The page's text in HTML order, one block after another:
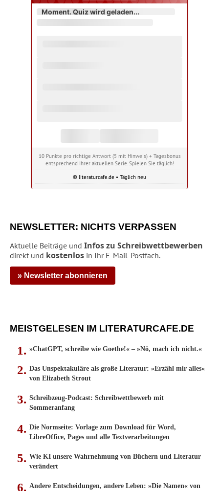
Moment. Quiz wird geladen...
10 Punkte pro richtige Antwort (5 mit Hinweis) + Tagesbonus
entsprechend Ihrer aktuellen Serie. Spielen Sie täglich!
© literaturcafe.de • Täglich neu
NEWSLETTER: NICHTS VERPASSEN
Aktuelle Beiträge und Infos zu Schreibwettbewerben
direkt und kostenlos in Ihr E-Mail-Postfach.
» Newsletter abonnieren
MEISTGELESEN IM LITERATURCAFE.DE
»ChatGPT, schreibe wie Goethe!« – »Nö, mach ich nicht.«
Das Unspektakuläre als große Literatur: »Erzähl mir alles«
von Elizabeth Strout
Schreibzeug-Podcast: Schreibwettbewerb mit
Sommeranfang
Die Normseite: Vorlage zum Download für Word,
LibreOffice, Pages und alle Textverarbeitungen
Wie KI unsere Wahrnehmung von Büchern und Literatur
verändert
Andere Entscheidungen, andere Leben: »Die Namen« von